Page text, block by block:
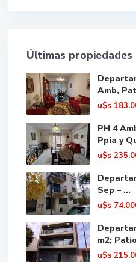
Últimas propiedades
Amb,
u$s
PH 4
Ppia y
u$s
Sep – ...
u$s
m2;
u$s